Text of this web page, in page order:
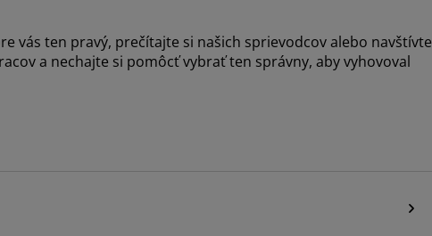
vás ten pravý, prečítajte si našich sprievodcov alebo navštívte
a nechajte si pomôcť vybrať ten správny, aby vyhovoval